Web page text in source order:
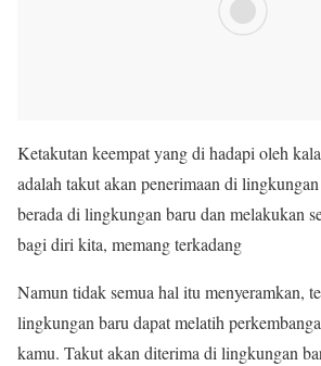
Ketakutan keempat yang di hadapi oleh
adalah takut akan penerimaan di
berada di lingkungan baru dan melakukan
bagi diri kita, memang terkadang
Namun tidak semua hal itu menyeramkan,
lingkungan baru dapat melatih
kamu. Takut akan diterima di lingkungan